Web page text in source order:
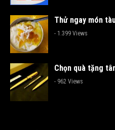
Thử ngay món
- 1.399 Views
Chọn quà tặng
- 962 Views